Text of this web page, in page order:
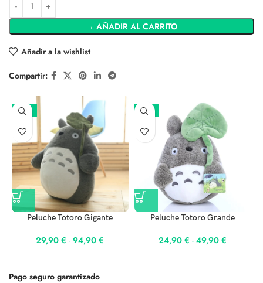
→ AÑADIR AL CARRITO
Añadir a la wishlist
Compartir:
-25%
Peluche Totoro Gigante
29,90€ - 94,90€
-17%
Peluche Totoro Grande
24,90€ - 49,90€
Pago seguro garantizado